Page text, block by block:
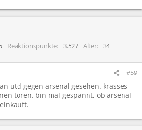
Reaktionspunkte 3.527 Alter
34
#59
utd gegen arsenal gesehen. krasses
toren. bin mal gespannt, ob arsenal